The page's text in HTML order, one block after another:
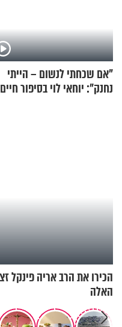
"אם שכחתי לנשום – הייתי
נחנק": יוחאי לוי בסיפור חיים
האלה